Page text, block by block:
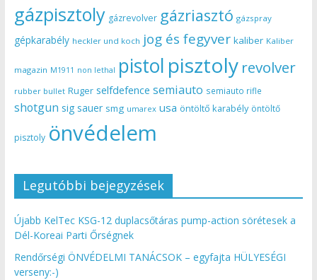
gázpisztoly gázrevolver gázriasztó gázspray
gépkarabély heckler und koch jog és fegyver kaliber Kaliber
magazin M1911 non lethal pistol pisztoly revolver
rubber bullet Ruger selfdefence semiauto semiauto rifle
shotgun sig sauer smg umarex usa öntöltő karabély öntöltő
pisztoly önvédelem
Legutóbbi bejegyzések
Újabb KelTec KSG-12 duplacsőtáras pump-action sörétesek a
Dél-Koreai Parti Őrségnek
Rendőrségi ÖNVÉDELMI TANÁCSOK – egyfajta HÜLYESÉGI
verseny:-)